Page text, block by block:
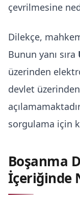
çevrilmesine
Dilekçe,
Bunun yanı sıra
üzerinden
devlet
sorgulama için
Boşanma
İçeriğinde